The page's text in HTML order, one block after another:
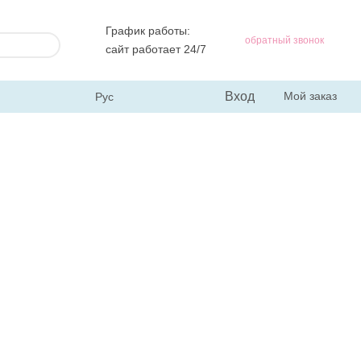
График работы:
сайт работает 24/7
обратный звонок
Рус Вход Мой заказ